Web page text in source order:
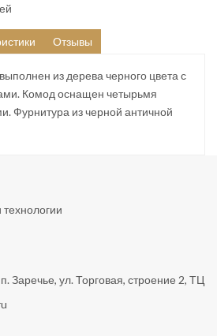
Отзывы
из дерева черного цвета с
Комод оснащен четырьмя
Фурнитура из черной античной
Заречье, ул. Торговая, строение 2, ТЦ